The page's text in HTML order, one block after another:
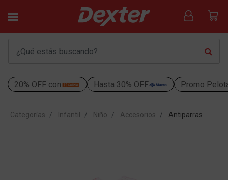
20% OFF con Hasta 30% OFF Promo
Categorías Infantil Niño Accesorios Antiparras